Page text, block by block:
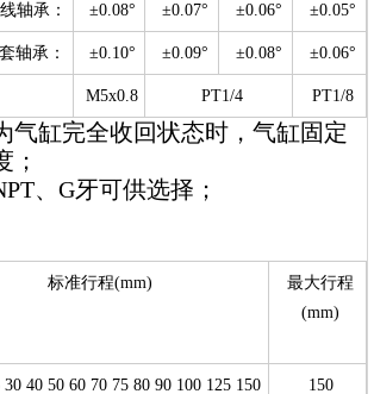
轴承： ±0.08° ±0.07° ±0.06° ±0.05°
轴承： ±0.10° ±0.09° ±0.08° ±0.06°
M5x0.8 PT1/4 PT1/8
缸完全收回状态时，气缸固定
；
、G牙可供选择；
标准行程(mm)
最大行程
(mm)
30 40 50 60 70 75 80 90 100 125 150 150